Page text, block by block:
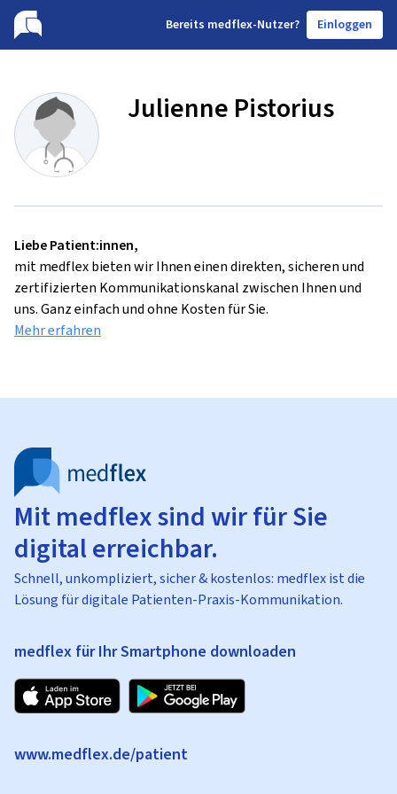
Bereits medflex-Nutzer? Einloggen
Julienne Pistorius
Liebe Patient:innen,
mit medflex bieten wir Ihnen einen direkten, sicheren und
zertifizierten Kommunikationskanal zwischen Ihnen und
uns. Ganz einfach und ohne Kosten für Sie.
Mehr erfahren
Mit medflex sind wir für Sie
digital erreichbar.
Schnell, unkompliziert, sicher & kostenlos: medflex ist die
Lösung für digitale Patienten-Praxis-Kommunikation.
medflex für Ihr Smartphone downloaden
www.medflex.de/patient